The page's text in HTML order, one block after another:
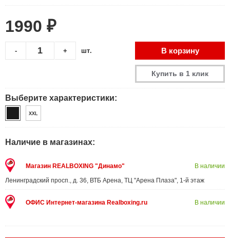
1990 ₽
+
- шт. В корзину
Купить в 1 клик
Выберите характеристики:
XXL
Наличие в магазинах:
Магазин REALBOXING "Динамо"
Ленинградский просп., д. 36, ВТБ Арена, ТЦ "Арена Плаза", 1-й этаж
В наличии
ОФИС Интернет-магазина Realboxing.ru В наличии